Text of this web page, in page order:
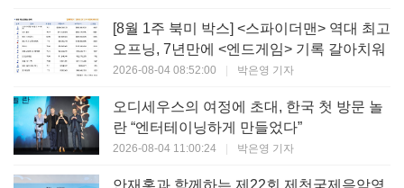
[8월 1주 북미 박스] <스파이더맨> 역대 최고
오프닝, 7년만에 <엔드게임> 기록 갈아치워
2026-08-04 08:52:00 | 박은영 기자
오디세우스의 여정에 초대, 한국 첫 방문 놀
란 “엔터테이닝하게 만들었다”
2026-08-04 11:00:24 | 박은영 기자
안재홍과 함께하는 제22회 제천국제음악영